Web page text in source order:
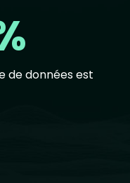
de données est